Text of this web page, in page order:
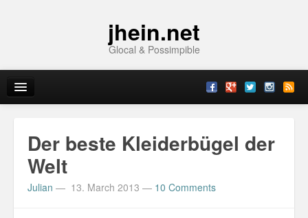
jhein.net
Glocal & Possimpible
Info
Archive
Der beste Kleiderbügel der
Welt
Julian — 13. March 2013 — 10 Comments